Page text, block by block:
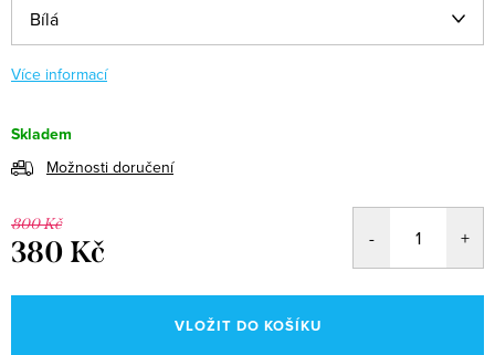
Více informací
Skladem
Možnosti doručení
800 Kč
380 Kč
cena:
VLOŽIT DO KOŠÍKU